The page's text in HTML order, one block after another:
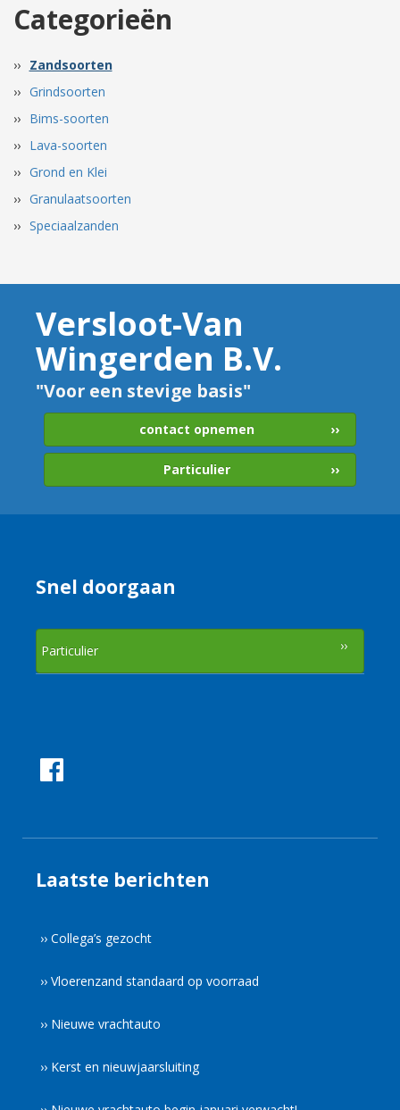
Categorieën
Zandsoorten
Grindsoorten
Bims-soorten
Lava-soorten
Grond en Klei
Granulaatsoorten
Speciaalzanden
Versloot-Van
Wingerden B.V.
"Voor een stevige basis"
contact opnemen
Particulier
Snel doorgaan
Particulier
Laatste berichten
›› Collega’s gezocht
›› Vloerenzand standaard op voorraad
›› Nieuwe vrachtauto
›› Kerst en nieuwjaarsluiting